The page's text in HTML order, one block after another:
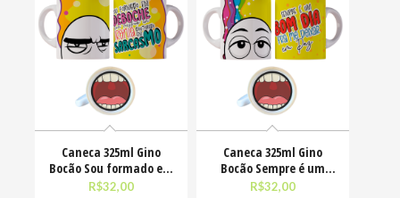
Caneca 325ml Gino
Bocão Sou formado em
deboche com mestrado
R$32,00
Caneca 325ml Gino
Bocão Sempre é um
bom dia pra me deixar
R$32,00